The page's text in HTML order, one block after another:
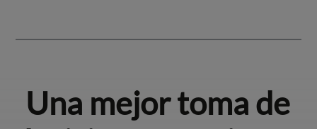
Una mejor toma de